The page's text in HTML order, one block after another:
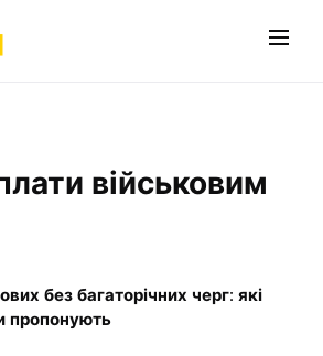
військовим
без багаторічних черг: які
пропонують